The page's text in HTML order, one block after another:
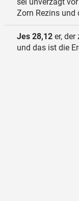
Zorn Rezins und
Jes 28,12 er,
und das ist die